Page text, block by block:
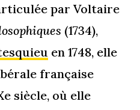
par Voltaire
(1734),
en 1748, elle
française
siècle, où elle